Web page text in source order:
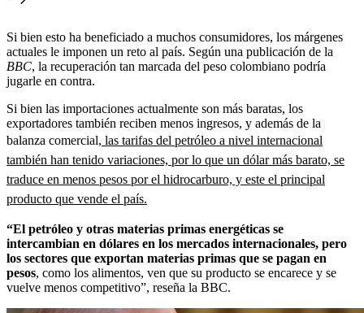
Si bien esto ha beneficiado a muchos consumidores, los márgenes
actuales le imponen un reto al país. Según una publicación de la
BBC, la recuperación tan marcada del peso colombiano podría
jugarle en contra.
Si bien las importaciones actualmente son más baratas, los
exportadores también reciben menos ingresos, y además de la
balanza comercial, las tarifas del petróleo a nivel internacional
también han tenido variaciones, por lo que un dólar más barato, se
traduce en menos pesos por el hidrocarburo, y este el principal
producto que vende el país.
“El petróleo y otras materias primas energéticas se
intercambian en dólares en los mercados internacionales, pero
los sectores que exportan materias primas que se pagan en
pesos, como los alimentos, ven que su producto se encarece y se
vuelve menos competitivo”, reseña la BBC.